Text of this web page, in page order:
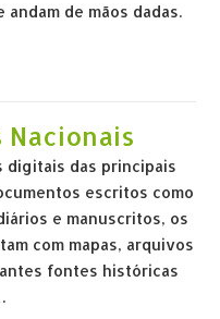
de mãos dadas.
digitais das principais
escritos como
e manuscritos, os
com mapas, arquivos
fontes históricas